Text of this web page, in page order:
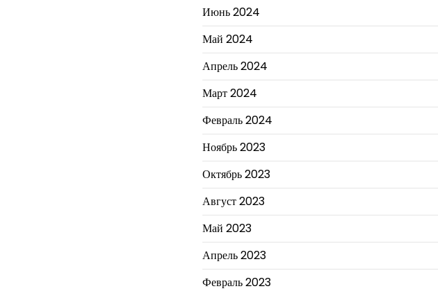
Июнь 2024
Май 2024
Апрель 2024
Март 2024
Февраль 2024
Ноябрь 2023
Октябрь 2023
Август 2023
Май 2023
Апрель 2023
Февраль 2023